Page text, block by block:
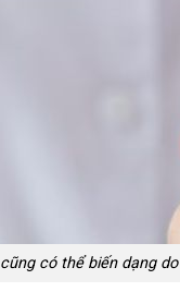
có thể biến dạng